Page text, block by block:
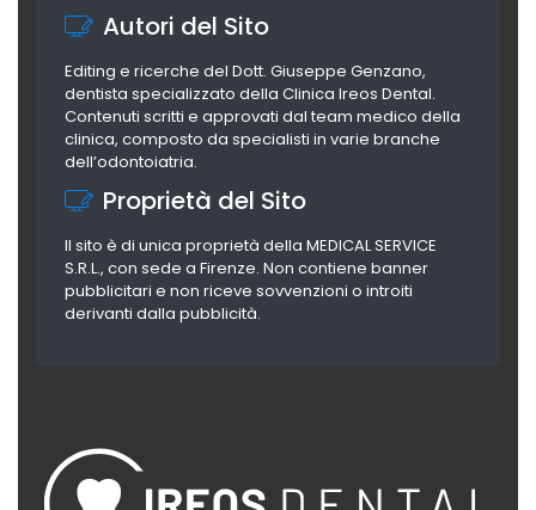
Autori del Sito
Editing e ricerche del Dott. Giuseppe Genzano,
dentista specializzato della Clinica Ireos Dental.
Contenuti scritti e approvati dal team medico della
clinica, composto da specialisti in varie branche
dell’odontoiatria.
Proprietà del Sito
Il sito è di unica proprietà della MEDICAL SERVICE
S.R.L., con sede a Firenze. Non contiene banner
pubblicitari e non riceve sovvenzioni o introiti
derivanti dalla pubblicità.